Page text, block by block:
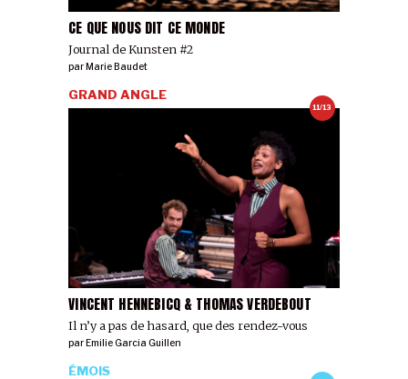
CE QUE NOUS DIT CE MONDE
Journal de Kunsten #2
parMarie Baudet
11/13
VINCENT HENNEBICQ & THOMAS VERDEBOUT
Il n’y a pas de hasard, que des rendez-vous
GRAND ANGLE
parEmilie Garcia Guillen
ÉMOIS